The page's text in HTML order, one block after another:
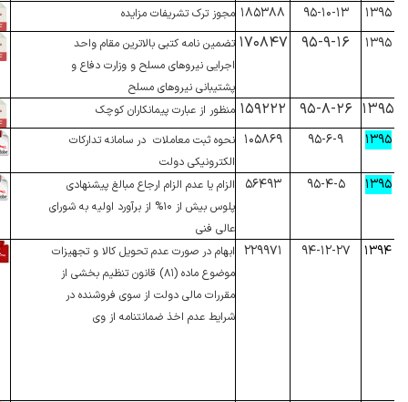
۱۳۹۵ ۹۵-۱۰-۱۳ ۱۸۵۳۸۸ مجوز ترک تشریفات مزایده
۱۳۹۵ ۹۵-۹-۱۶ ۱۷۰۸۴۷ تضمین نامه کتبی بالاترین مقام واحد
اجرایی نیروهای مسلح و وزارت دفاع و
پشتیبانی نیروهای مسلح
۱۳۹۵ ۹۵-۸-۲۶ ۱۵۹۲۲۲ منظور از عبارت پیمانکاران کوچک
۱۳۹۵ ۹۵-۶-۹ ۱۰۵۸۶۹
الکترونیکی دولت
۱۳۹۵ ۹۵-۴-۵ ۵۶۴۹۳
الزام یا عدم الزام ارجاع مبالغ پیشنهادی
پلوس بیش از ۱۰% از برآورد اولیه به شورای
عالی فنی
۱۳۹۴ ۹۴-۱۲-۲۷ ۲۲۹۹۷۱
ابهام در صورت عدم تحویل کالا و تجهیزات
موضوع ماده (۸۱) قانون تنظیم بخشی از
مقررات مالی دولت از سوی فروشنده در
شرایط عدم اخذ ضمانتنامه از وی